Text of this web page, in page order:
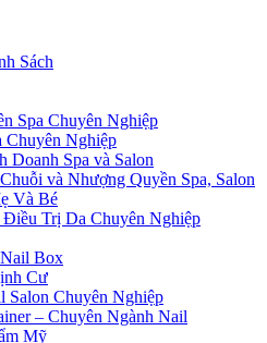
Sách
Spa Chuyên Nghiệp
Chuyên Nghiệp
Doanh Spa và Salon
và Nhượng Quyền Spa, Salon
Và Bé
Điều Trị Da Chuyên Nghiệp
Box
Cư
Salon Chuyên Nghiệp
– Chuyên Ngành Nail
Mỹ